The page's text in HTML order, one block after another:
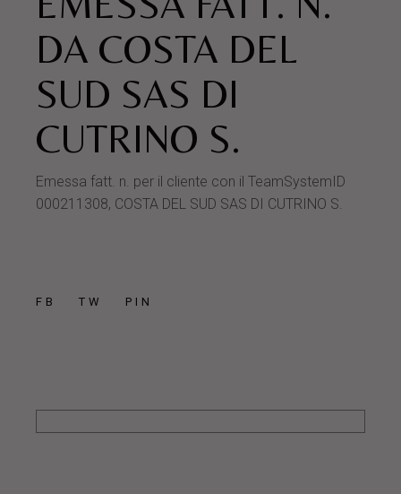
DA COSTA DEL
SUD SAS DI
CUTRINO S.
Emessa fatt. n. per il cliente con il TeamSystemID
000211308, COSTA DEL SUD SAS DI CUTRINO S.
FB TW PIN